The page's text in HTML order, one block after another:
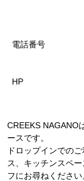
電話番号
HP
CREEKS NAGANO
ースです。
ドロップインでの
ス、キッチンスペ
フにお尋ねください